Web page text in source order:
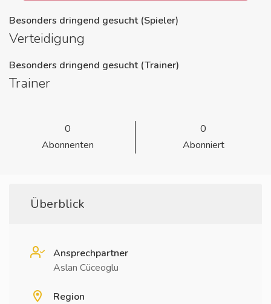
Besonders dringend gesucht (Spieler)
Verteidigung
Besonders dringend gesucht (Trainer)
Trainer
0
Abonnenten
0
Abonniert
Überblick
Ansprechpartner
Aslan Cüceoglu
Region